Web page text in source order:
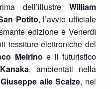
dell’illustre William
Potito, l’avvio ufficiale
edizione è Venerdì
tessiture elettroniche del
Meirino e il futuristico
Kanaka, ambientati nella
alle Scalze, nel